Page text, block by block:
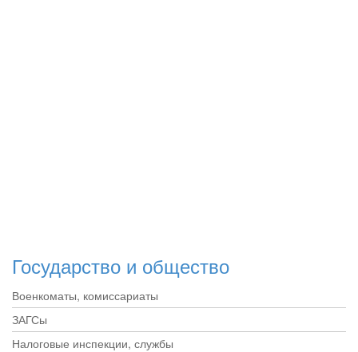
Государство и общество
Военкоматы, комиссариаты
ЗАГСы
Налоговые инспекции, службы